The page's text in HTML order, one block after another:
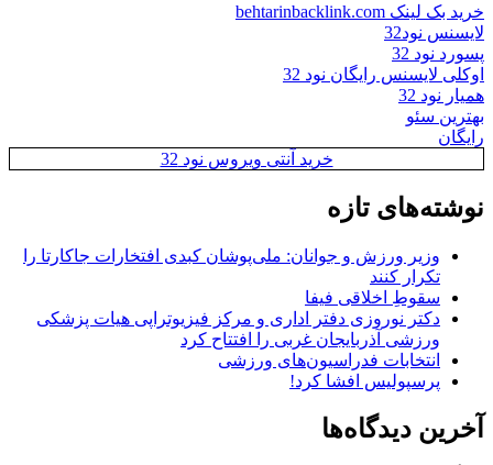
خرید بک لینک behtarinbacklink.com
لایسنس نود32
پسورد نود 32
اوکلی لایسنس رایگان نود 32
همیار نود 32
بهترین سئو
رایگان
خرید آنتی ویروس نود 32
نوشته‌های تازه
وزیر ورزش و جوانان: ملی‌پوشان کبدی افتخارات جاکارتا را
تکرار کنند
سقوطِ اخلاقی فیفا
دکتر نوروزی دفتر اداری و مرکز فیزیوتراپی هیات پزشکی
ورزشی آذربایجان غربی را افتتاح کرد
انتخابات فدراسیون‌های ورزشی
پرسپولیس افشا کرد!
آخرین دیدگاه‌ها